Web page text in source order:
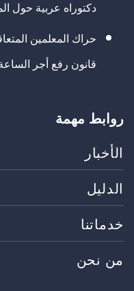
دكتوراه عربية حول
حراك المعلمين
قانون رفع أجر
روابط مهمة
الأخبار
الدليل
خدماتنا
من نحن